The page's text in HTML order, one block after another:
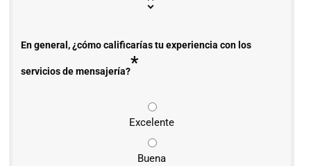
En general, ¿cómo calificarías tu experiencia con los
servicios de mensajería?*
Excelente
Buena